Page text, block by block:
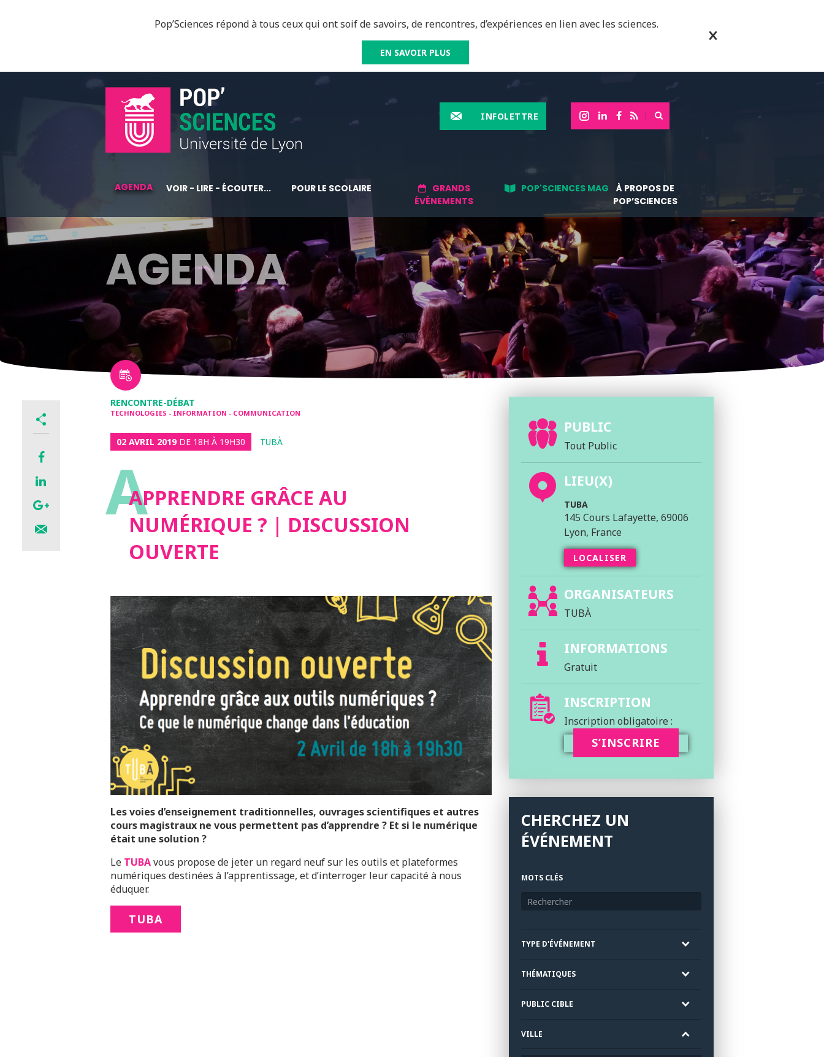
Pop’Sciences répond à tous ceux qui ont soif de savoirs, de rencontres, d’expériences en lien avec les sciences.
EN SAVOIR PLUS
INFOLETTRE
AGENDA VOIR - LIRE - ÉCOUTER... POUR LE SCOLAIRE
GRANDS
ÉVÉNEMENTS
POP'SCIENCES MAG
À PROPOS DE
POP’SCIENCES
AGENDA
RENCONTRE-DÉBAT
TECHNOLOGIES - INFORMATION - COMMUNICATION
02 AVRIL 2019DE 18H À 19H30 TUBÀ
AAPPRENDRE GRÂCE AU
NUMÉRIQUE ? | DISCUSSION
OUVERTE
Les voies d’enseignement traditionnelles, ouvrages scientifiques et autres
cours magistraux ne vous permettent pas d’apprendre ? Et si le numérique
était une solution ?
Le TUBAvous propose de jeter un regard neuf sur les outils et plateformes
numériques destinées à l’apprentissage, et d’interroger leur capacité à nous
éduquer.
TUBA
PUBLIC
Tout Public
LIEU(X)
TUBA
145 Cours Lafayette, 69006
Lyon, France
LOCALISER
ORGANISATEURS
TUBÀ
INFORMATIONS
Gratuit
INSCRIPTION
Inscription obligatoire :
S’INSCRIRE
CHERCHEZ UN
ÉVÉNEMENT
MOTS CLÉS
TYPE D'ÉVÉNEMENT
THÉMATIQUES
PUBLIC CIBLE
VILLE